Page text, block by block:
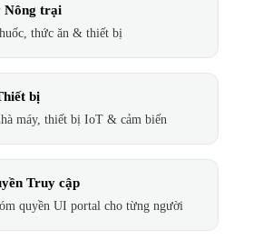
Nông trại
thức ăn & thiết bị
bị
máy, thiết bị IoT & cảm biến
Truy cập
quyền UI portal cho từng người